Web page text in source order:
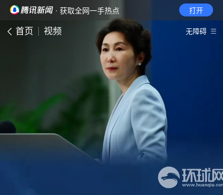
· 获取全网一手热点 打开
首页 视频 无障碍